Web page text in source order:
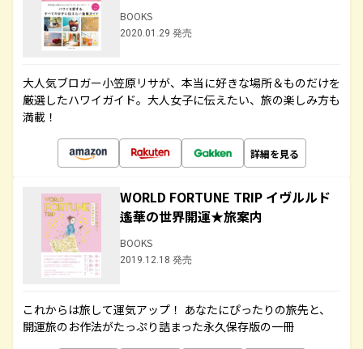
BOOKS
2020.01.29 発売
大人気ブロガー小笠原リサが、本当に好きな場所＆ものだけを
厳選したハワイガイド。大人女子に伝えたい、旅の楽しみ方も
満載！
詳細を見る
WORLD FORTUNE TRIP イヴルルド
遙華の世界開運★旅案内
BOOKS
2019.12.18 発売
これからは旅して運気アップ！ あなたにぴったりの旅先と、
開運旅のお作法がたっぷり詰まった永久保存版の一冊